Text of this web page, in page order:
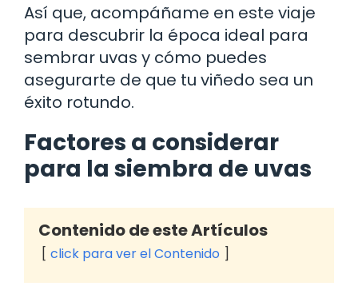
Así que, acompáñame en este viaje
para descubrir la época ideal para
sembrar uvas y cómo puedes
asegurarte de que tu viñedo sea un
éxito rotundo.
Factores a considerar
para la siembra de uvas
Contenido de este Artículos
click para ver el Contenido